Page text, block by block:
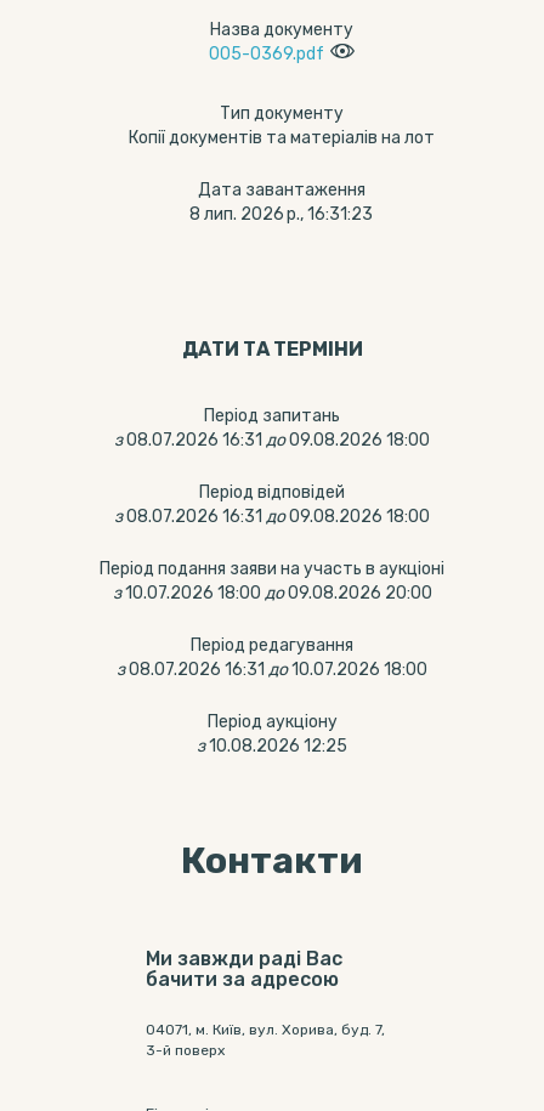
Назва документу
005-0369.pdf
Тип документу
Копії документів та матеріалів на лот
Дата завантаження
8 лип. 2026 р., 16:31:23
ДАТИ ТА ТЕРМIНИ
Період запитань
з08.07.2026 16:31 до09.08.2026 18:00
Період відповідей
з08.07.2026 16:31 до09.08.2026 18:00
Період подання заяви на участь в аукціоні
з 10.07.2026 18:00 до 09.08.2026 20:00
Період редагування
з08.07.2026 16:31 до10.07.2026 18:00
Період аукціону
з10.08.2026 12:25
Контакти
Ми завжди раді Вас
бачити за адресою
04071, м. Київ, вул. Хорива, буд. 7,
3-й поверх